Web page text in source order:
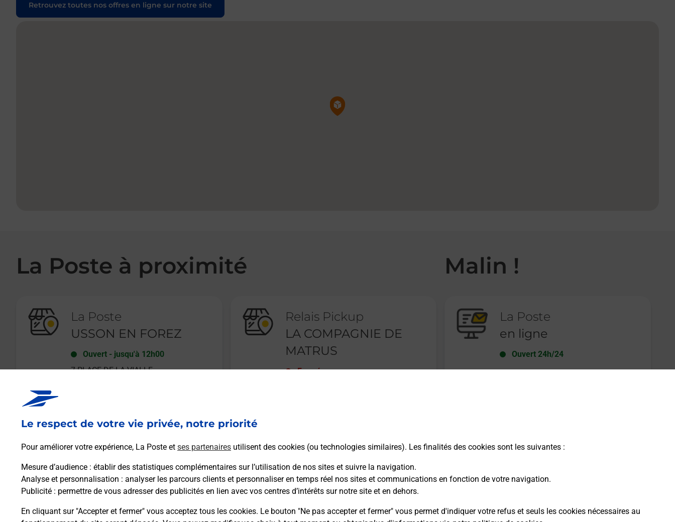
Le respect de votre vie privée, notre priorité
Pour améliorer votre expérience, La Poste et ses partenaires utilisent des cookies (ou technologies similaires). Les finalités des cookies sont les suivantes :
Mesure d’audience : établir des statistiques complémentaires sur l’utilisation de nos sites et suivre la navigation.
Analyse et personnalisation : analyser les parcours clients et personnaliser en temps réel nos sites et communications en fonction de votre navigation.
Publicité : permettre de vous adresser des publicités en lien avec vos centres d’intérêts sur notre site et en dehors.
En cliquant sur "Accepter et fermer" vous acceptez tous les cookies. Le bouton "Ne pas accepter et fermer" vous permet d'indiquer votre refus et seuls les cookies nécessaires au
Retrouvez toutes nos offres en ligne sur notre site
Pin de la carte
La Poste à proximité
La Poste
USSON EN FOREZ
Ouvert - jusqu'à 12h00
7 PLACE DE LA VIALLE
En savoir plus
Relais Pickup
LA COMPAGNIE DE
MATRUS
Fermé
Malin !
La Poste
en ligne
Ouvert 24h/24